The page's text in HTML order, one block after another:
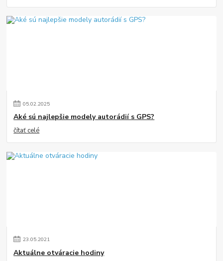
05.02.2025
Aké sú najlepšie modely autorádií s GPS?
čítať celé
23.05.2021
Aktuálne otváracie hodiny